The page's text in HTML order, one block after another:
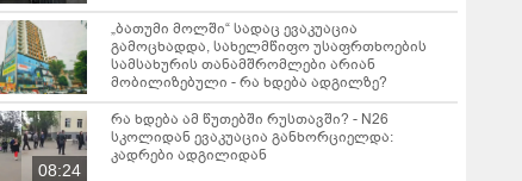
„ბათუმი მოლში“ სადაც ევაკუაცია
გამოცხადდა, სახელმწიფო უსაფრთხოების
სამსახურის თანამშრომლები არიან
მობილიზებული - რა ხდება ადგილზე?
08:24
რა ხდება ამ წუთებში რუსთავში? - N26
სკოლიდან ევაკუაცია განხორციელდა:
კადრები ადგილიდან